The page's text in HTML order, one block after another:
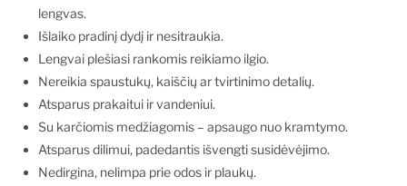
lengvas.
Išlaiko pradinį dydį ir nesitraukia.
Lengvai plešiasi rankomis reikiamo ilgio.
Nereikia spaustukų, kaiščių ar tvirtinimo detalių.
Atsparus prakaitui ir vandeniui.
Su karčiomis medžiagomis – apsaugo nuo kramtymo.
Atsparus dilimui, padedantis išvengti susidėvėjimo.
Nedirgina, nelimpa prie odos ir plaukų.